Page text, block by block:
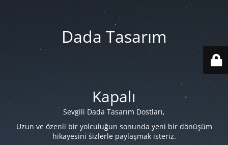
Dada Tasarım
Kapalı
Sevgili Dada Tasarım Dostları,
Uzun ve özenli bir yolculuğun sonunda yeni bir dönüşüm
hikayesini sizlerle paylaşmak isteriz.